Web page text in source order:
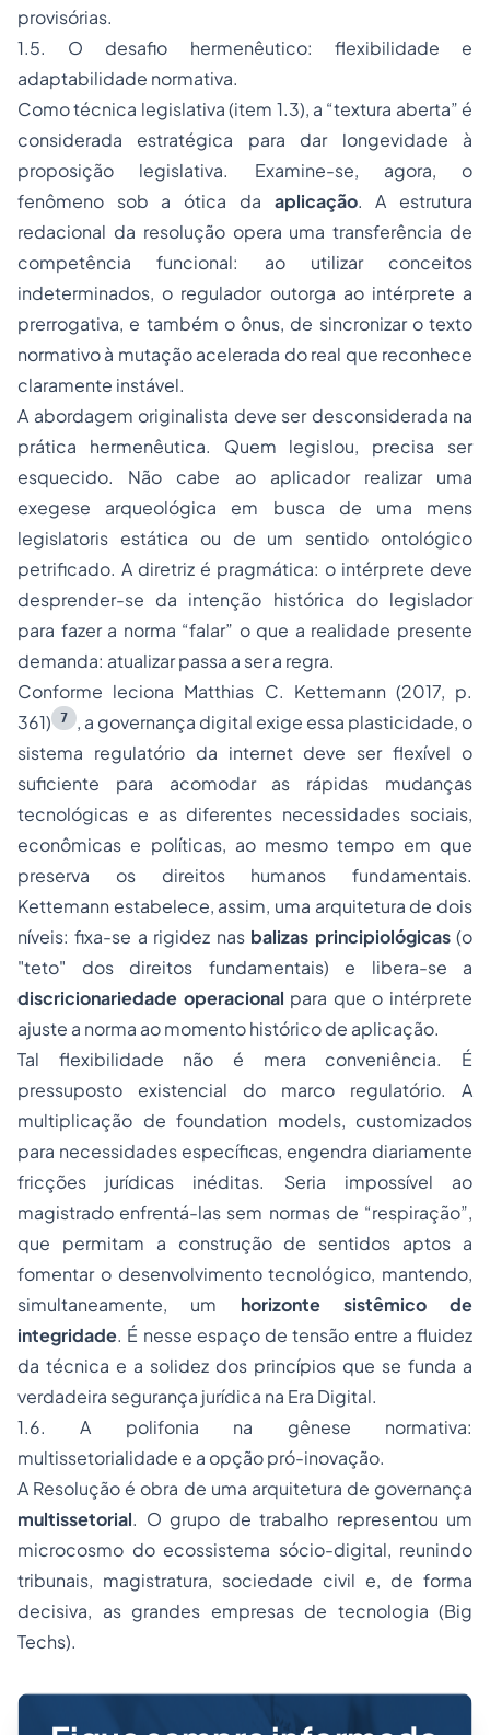
provisórias.
1.5. O desafio hermenêutico: flexibilidade e
adaptabilidade normativa.
Como técnica legislativa (item 1.3), a “textura aberta” é
considerada estratégica para dar longevidade à
proposição legislativa. Examine-se, agora, o
fenômeno sob a ótica da aplicação. A estrutura
redacional da resolução opera uma transferência de
competência funcional: ao utilizar conceitos
indeterminados, o regulador outorga ao intérprete a
prerrogativa, e também o ônus, de sincronizar o texto
normativo à mutação acelerada do real que reconhece
claramente instável.
A abordagem originalista deve ser desconsiderada na
prática hermenêutica. Quem legislou, precisa ser
esquecido. Não cabe ao aplicador realizar uma
exegese arqueológica em busca de uma mens
legislatoris estática ou de um sentido ontológico
petrificado. A diretriz é pragmática: o intérprete deve
desprender-se da intenção histórica do legislador
para fazer a norma “falar” o que a realidade presente
demanda: atualizar passa a ser a regra.
Conforme leciona Matthias C. Kettemann (2017, p.
361)
7
, a governança digital exige essa plasticidade, o
sistema regulatório da internet deve ser flexível o
suficiente para acomodar as rápidas mudanças
tecnológicas e as diferentes necessidades sociais,
econômicas e políticas, ao mesmo tempo em que
preserva os direitos humanos fundamentais.
Kettemann estabelece, assim, uma arquitetura de dois
níveis: fixa-se a rigidez nas balizas principiológicas(o
"teto" dos direitos fundamentais) e libera-se a
discricionariedade operacional para que o intérprete
ajuste a norma ao momento histórico de aplicação.
Tal flexibilidade não é mera conveniência. É
pressuposto existencial do marco regulatório. A
multiplicação de foundation models, customizados
para necessidades específicas, engendra diariamente
fricções jurídicas inéditas. Seria impossível ao
magistrado enfrentá-las sem normas de “respiração”,
que permitam a construção de sentidos aptos a
fomentar o desenvolvimento tecnológico, mantendo,
simultaneamente, um horizonte sistêmico de
integridade. É nesse espaço de tensão entre a fluidez
da técnica e a solidez dos princípios que se funda a
verdadeira segurança jurídica na Era Digital.
1.6. A polifonia na gênese normativa:
multissetorialidade e a opção pró-inovação.
A Resolução é obra de uma arquitetura de governança
multissetorial. O grupo de trabalho representou um
microcosmo do ecossistema sócio-digital, reunindo
tribunais, magistratura, sociedade civil e, de forma
decisiva, as grandes empresas de tecnologia (Big
Techs).